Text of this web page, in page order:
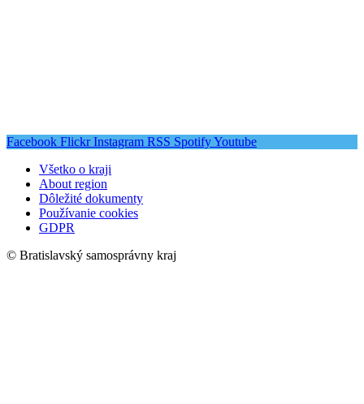
Facebook Flickr Instagram RSS SpotifyYoutube
Všetko o kraji
About region
Dôležité dokumenty
Používanie cookies
GDPR
© Bratislavský samosprávny kraj